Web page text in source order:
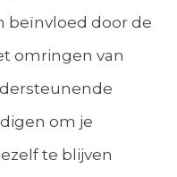
beïnvloed door de
omringen van
om je
te blijven